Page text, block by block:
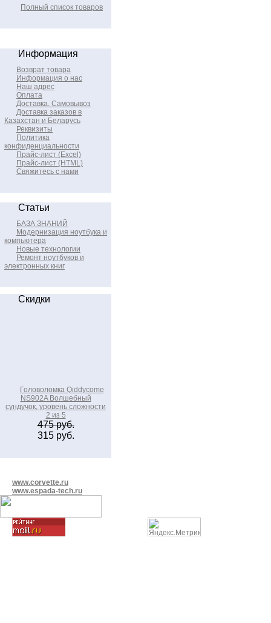
Полный список товаров
Информация
Возврат товара
Информация о нас
Наш адрес
Оплата
Доставка. Самовывоз
Доставка заказов в
Казахстан и Беларусь
Реквизиты
Политика
конфиденциальности
Прайс-лист (Excel)
Прайс-лист (HTML)
Свяжитесь с нами
Статьи
БАЗА ЗНАНИЙ
Модернизация ноутбука и
компьютера
Новые технологии
Ремонт ноутбуков и
электронных книг
Скидки
Головоломка Qiddycome
NS902A Волшебный
сундучок, уровень сложности
2 из 5
475 руб.
315 руб.
www.corvette.ru
www.espada-tech.ru